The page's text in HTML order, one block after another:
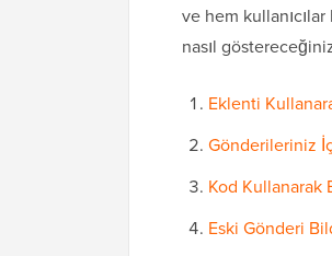
ve hem
nasıl
Eklenti
Gönderileriniz
Kod Kullanarak
Eski Gönderi